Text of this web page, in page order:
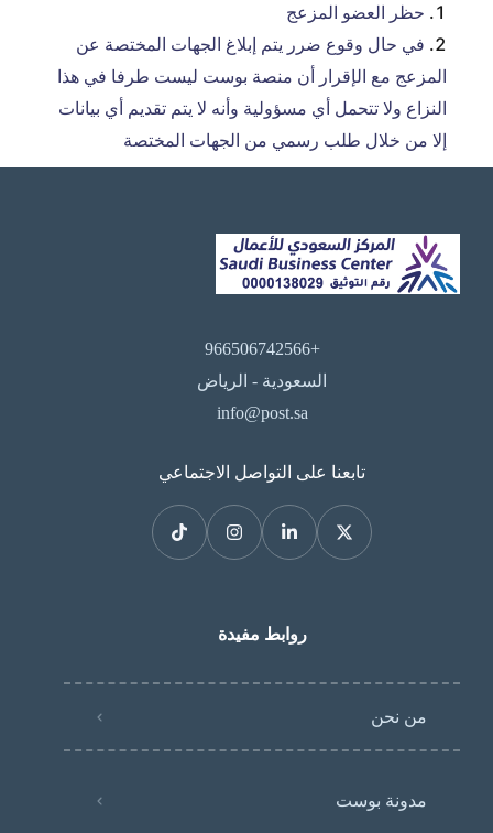
حظر العضو المزعج
في حال وقوع ضرر يتم إبلاغ الجهات المختصة عن
المزعج مع الإقرار أن منصة بوست ليست طرفا في هذا
النزاع ولا تتحمل أي مسؤولية وأنه لا يتم تقديم أي بيانات
إلا من خلال طلب رسمي من الجهات المختصة
+966506742566
السعودية - الرياض
info@post.sa
تابعنا على التواصل الاجتماعي
روابط مفيدة
من نحن
مدونة بوست